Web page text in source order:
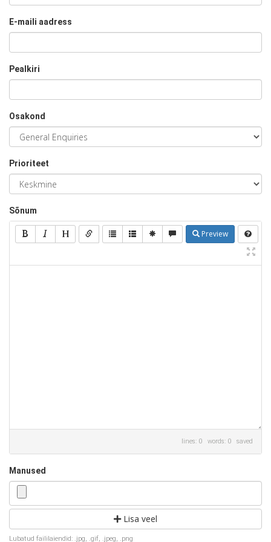
E-maili aadress
Pealkiri
Osakond
Prioriteet
Sõnum
Preview
lines: 0 words: 0 saved
Manused
Lisa veel
Lubatud faililaiendid: .jpg, .gif, .jpeg, .png